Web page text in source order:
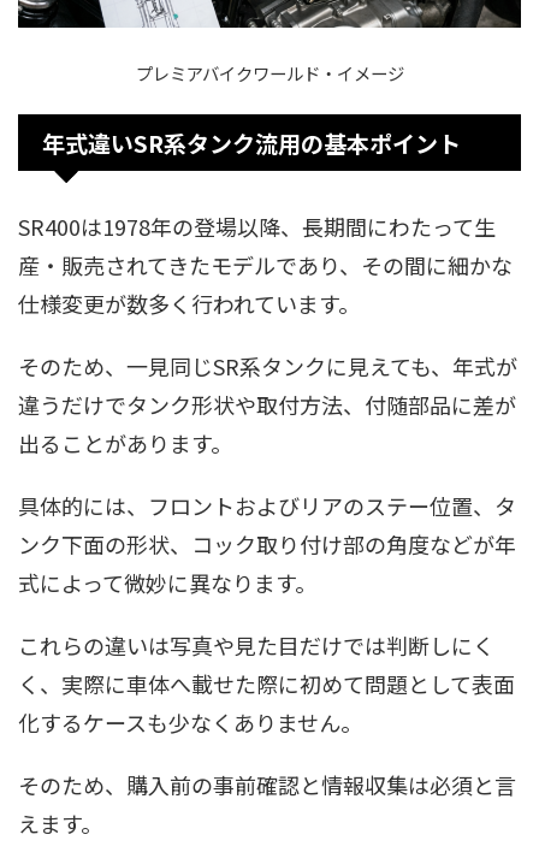
プレミアバイクワールド・イメージ
年式違いSR系タンク流用の基本ポイント
SR400は1978年の登場以降、長期間にわたって生
産・販売されてきたモデルであり、その間に細かな
仕様変更が数多く行われています。
そのため、一見同じSR系タンクに見えても、年式が
違うだけでタンク形状や取付方法、付随部品に差が
出ることがあります。
具体的には、フロントおよびリアのステー位置、タ
ンク下面の形状、コック取り付け部の角度などが年
式によって微妙に異なります。
これらの違いは写真や見た目だけでは判断しにく
く、実際に車体へ載せた際に初めて問題として表面
化するケースも少なくありません。
そのため、購入前の事前確認と情報収集は必須と言
えます。